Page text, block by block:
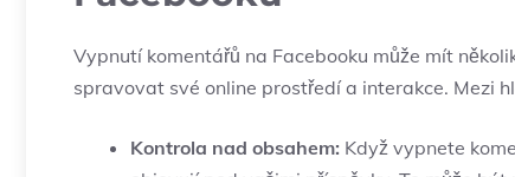
Vypnutí komentářů na Facebooku může mít
spravovat své online prostředí a interakce. Mezi
Kontrola nad obsahem: Když vypnete